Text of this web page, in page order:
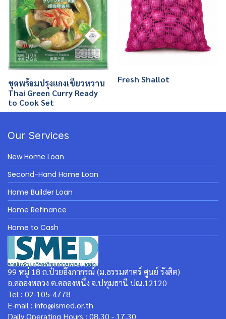
ชุดพร้อมปรุงแกงเขียวหวาน
Thai Green Curry Ready
to Cook Set
Fresh Shallot
Our Services
New Home Loan
Second-Hand Home Loan
Home Builder Loan
Home Refinance
Home to Cash
99 หมู่ 18 ถ.ป๋วยอึ๊งภากรณ์ (ม.ธรรมศาตร์ ศูนย์ รังสิต)
อ.คลองหลวง ต.คลองหนึ่ง จ.ปทุมธานี ปณ.12120
Tel : 02-105-4778
E-mail : info@ismed.or.th
Daily Operating Hours : 08.30 - 17.30